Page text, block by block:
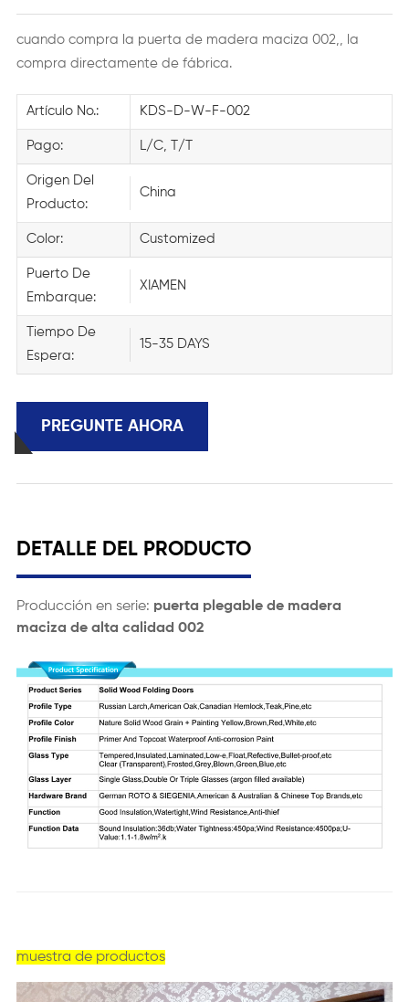
cuando compra la puerta de madera maciza 002,, la
compra directamente de fábrica.
Artículo No.: KDS-D-W-F-002
Pago: L/C, T/T
Origen Del
Producto:
China
Color: Customized
Puerto De
Embarque:
XIAMEN
Tiempo De
Espera:
15-35 DAYS
PREGUNTE AHORA
DETALLE DEL PRODUCTO
Producción en serie: puerta plegable de madera
maciza de alta calidad 002
muestra de productos